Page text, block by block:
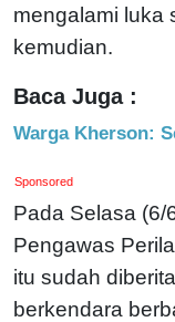
mengalami luka
kemudian.
Baca Juga :
Warga Kherson:
Sponsored
Pada Selasa (6/
Pengawas
itu sudah
berkendara